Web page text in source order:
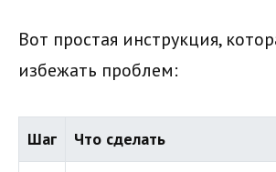
Вот простая инструкция,
избежать проблем:
Шаг Что сделать